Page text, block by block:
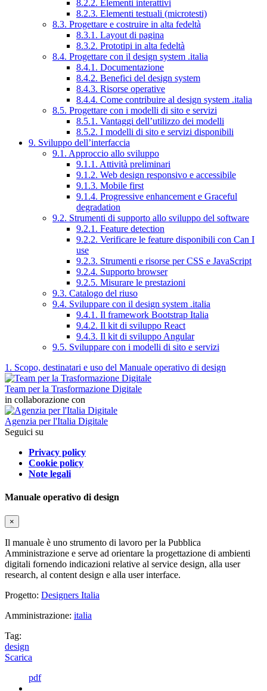
8.2.2. Elementi interattivi
8.2.3. Elementi testuali (microtesti)
8.3. Progettare e costruire in alta fedeltà
8.3.1. Layout di pagina
8.3.2. Prototipi in alta fedeltà
8.4. Progettare con il design system .italia
8.4.1. Documentazione
8.4.2. Benefici del design system
8.4.3. Risorse operative
8.4.4. Come contribuire al design system .italia
8.5. Progettare con i modelli di sito e servizi
8.5.1. Vantaggi dell’utilizzo dei modelli
8.5.2. I modelli di sito e servizi disponibili
9. Sviluppo dell’interfaccia
9.1. Approccio allo sviluppo
9.1.1. Attività preliminari
9.1.2. Web design responsivo e accessibile
9.1.3. Mobile first
9.1.4. Progressive enhancement e Graceful
degradation
9.2. Strumenti di supporto allo sviluppo del software
9.2.1. Feature detection
9.2.2. Verificare le feature disponibili con Can I
use
9.2.3. Strumenti e risorse per CSS e JavaScript
9.2.4. Supporto browser
9.2.5. Misurare le prestazioni
9.3. Catalogo del riuso
9.4. Sviluppare con il design system .italia
9.4.1. Il framework Bootstrap Italia
9.4.2. Il kit di sviluppo React
9.4.3. Il kit di sviluppo Angular
9.5. Sviluppare con i modelli di sito e servizi
1. Scopo, destinatari e uso del Manuale operativo di design
Team per la Trasformazione Digitale
in collaborazione con
Agenzia per l'Italia Digitale
Seguici su
Privacy policy
Cookie policy
Note legali
Manuale operativo di design
×
Il manuale è uno strumento di lavoro per la Pubblica
Amministrazione e serve ad orientare la progettazione di ambienti
digitali fornendo indicazioni relative al service design, alla user
research, al content design e alla user interface.
Progetto: Designers Italia
Amministrazione: italia
Tag:
design
Scarica
pdf